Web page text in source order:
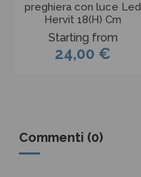
preghiera con luce Led
Hervit 18(H) Cm
Starting from
24,00 €
Commenti (0)